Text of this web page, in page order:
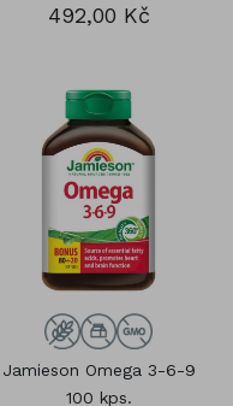
492,00 Kč
Jamieson Omega 3-6-9
100 kps.